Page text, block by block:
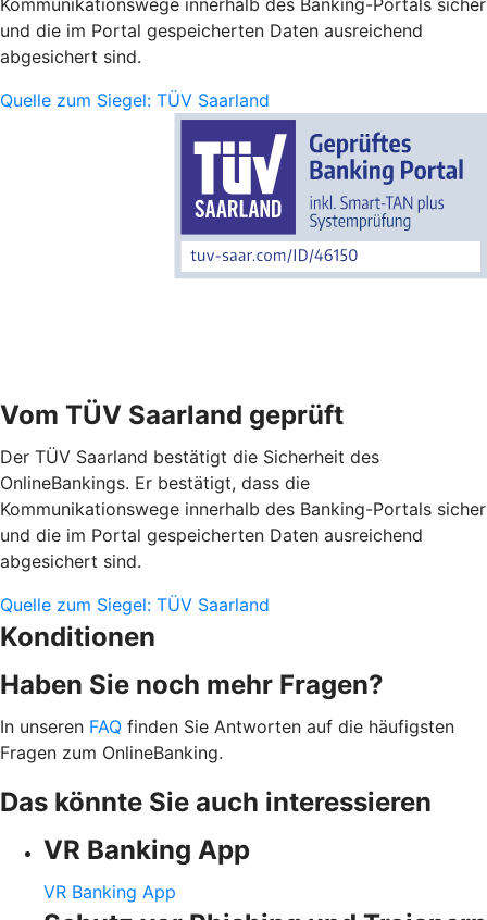
Kommunikationswege innerhalb des Banking-Portals sicher
und die im Portal gespeicherten Daten ausreichend
abgesichert sind.
Quelle zum Siegel: TÜV Saarland
Vom TÜV Saarland geprüft
Der TÜV Saarland bestätigt die Sicherheit des
OnlineBankings. Er bestätigt, dass die
Kommunikationswege innerhalb des Banking-Portals sicher
und die im Portal gespeicherten Daten ausreichend
abgesichert sind.
Quelle zum Siegel: TÜV Saarland
Konditionen
Haben Sie noch mehr Fragen?
In unseren FAQ finden Sie Antworten auf die häufigsten
Fragen zum OnlineBanking.
Das könnte Sie auch interessieren
VR Banking App
VR Banking App